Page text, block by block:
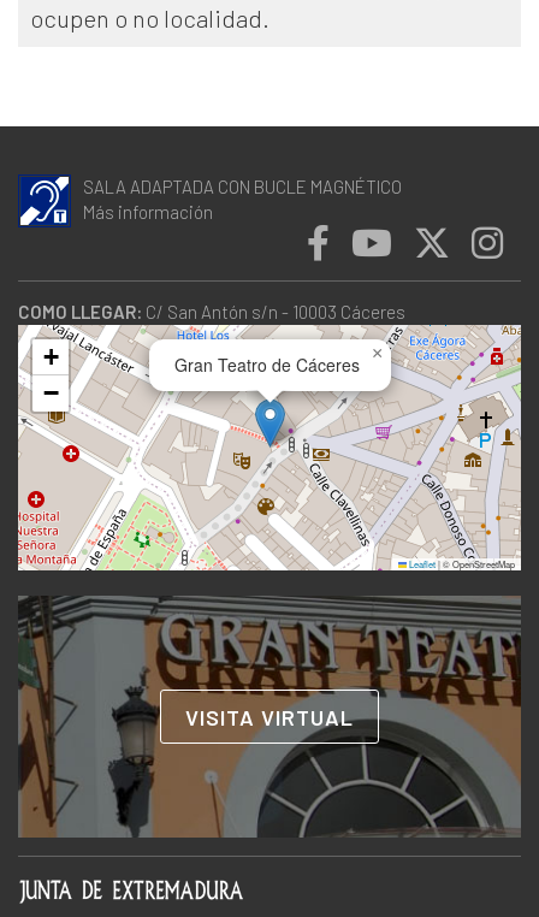
ocupen o no localidad.
SALA ADAPTADA CON BUCLE MAGNÉTICO
Más información
COMO LLEGAR: C/ San Antón s/n - 10003 Cáceres
Gran Teatro de Cáceres ×
+
−
Leaflet|© OpenStreetMap
VISITA VIRTUAL